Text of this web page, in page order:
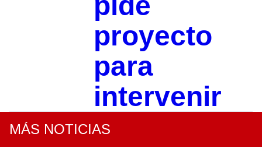
proyecto
para
intervenir
MÁS NOTICIAS